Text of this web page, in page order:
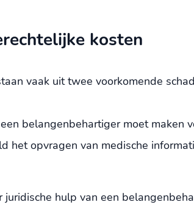
kosten
vaak uit twee voorkomende
belangenbehartiger moet maken
het opvragen van medische
juridische hulp van een